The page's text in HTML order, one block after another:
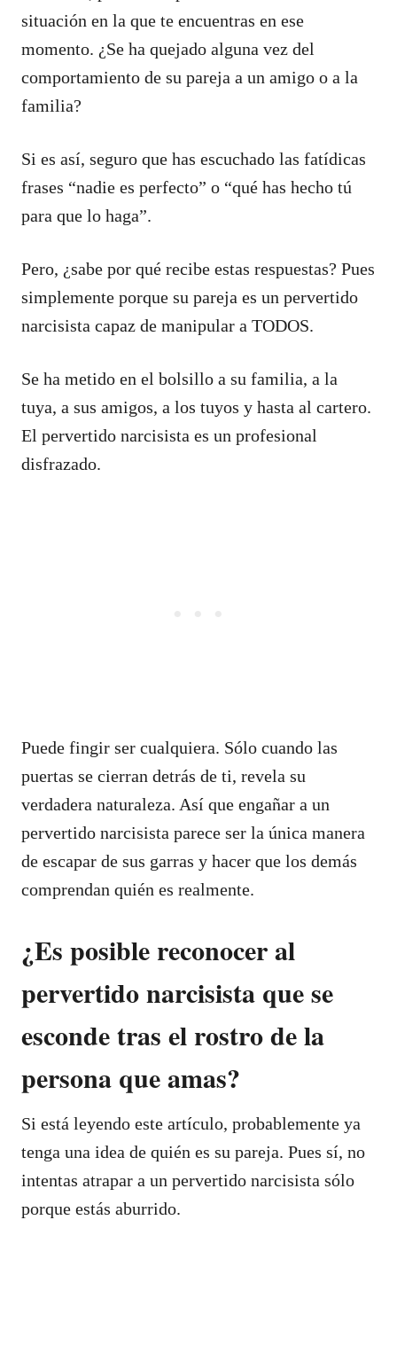
situación en la que te encuentras en ese
momento. ¿Se ha quejado alguna vez del
comportamiento de su pareja a un amigo o a la
familia?
Si es así, seguro que has escuchado las fatídicas
frases “nadie es perfecto” o “qué has hecho tú
para que lo haga”.
Pero, ¿sabe por qué recibe estas respuestas? Pues
simplemente porque su pareja es un pervertido
narcisista capaz de manipular a TODOS.
Se ha metido en el bolsillo a su familia, a la
tuya, a sus amigos, a los tuyos y hasta al cartero.
El pervertido narcisista es un profesional
disfrazado.
Puede fingir ser cualquiera. Sólo cuando las
puertas se cierran detrás de ti, revela su
verdadera naturaleza. Así que engañar a un
pervertido narcisista parece ser la única manera
de escapar de sus garras y hacer que los demás
comprendan quién es realmente.
¿Es posible reconocer al
pervertido narcisista que se
esconde tras el rostro de la
persona que amas?
Si está leyendo este artículo, probablemente ya
tenga una idea de quién es su pareja. Pues sí, no
intentas atrapar a un pervertido narcisista sólo
porque estás aburrido.